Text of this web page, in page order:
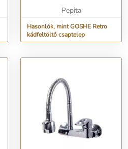
Pepita
Hasonlók, mint GOSHE Retro
kádfeltöltő csaptelep